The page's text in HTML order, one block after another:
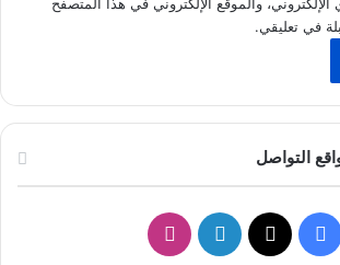
في تعليقي.
التواصل